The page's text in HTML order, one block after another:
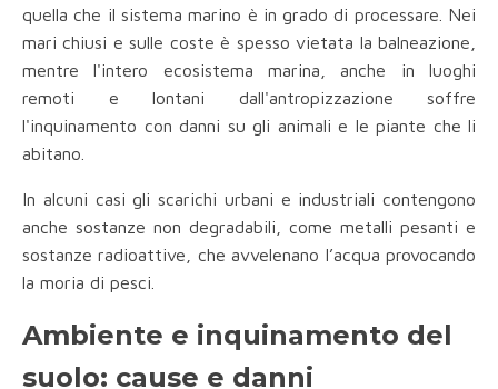
quella che il sistema marino è in grado di processare. Nei
mari chiusi e sulle coste è spesso vietata la balneazione,
mentre l'intero ecosistema marina, anche in luoghi
remoti e lontani dall'antropizzazione soffre
l'inquinamento con danni su gli animali e le piante che li
abitano.
In alcuni casi gli scarichi urbani e industriali contengono
anche sostanze non degradabili, come metalli pesanti e
sostanze radioattive, che avvelenano l’acqua provocando
la moria di pesci.
Ambiente e inquinamento del
suolo: cause e danni